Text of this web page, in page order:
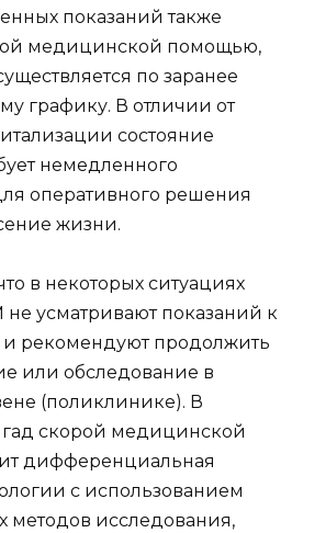
показаний также
медицинской помощью,
по заранее
графику. В отличии от
состояние
немедленного
оперативного решения
жизни.
в некоторых ситуациях
усматривают показаний к
и рекомендуют продолжить
или обследование в
(поликлинике). В
скорой медицинской
дифференциальная
с использованием
методов исследования,